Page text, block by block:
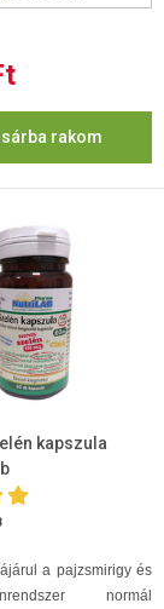
rakom
kapszula
a pajzsmirigy és
normál